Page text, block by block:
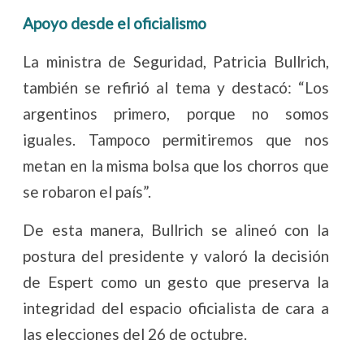
Apoyo desde el oficialismo
La ministra de Seguridad, Patricia Bullrich,
también se refirió al tema y destacó: “Los
argentinos primero, porque no somos
iguales. Tampoco permitiremos que nos
metan en la misma bolsa que los chorros que
se robaron el país”.
De esta manera, Bullrich se alineó con la
postura del presidente y valoró la decisión
de Espert como un gesto que preserva la
integridad del espacio oficialista de cara a
las elecciones del 26 de octubre.